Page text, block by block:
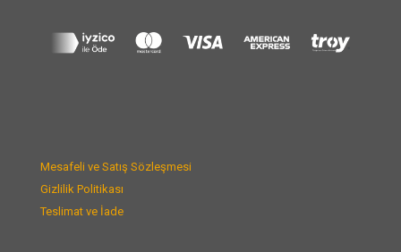
Mesafeli ve Satış Sözleşmesi
Gizlilik Politikası
Teslimat ve İade